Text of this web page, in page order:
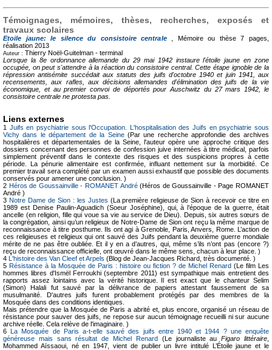
Témoignages, mémoires, thèses, recherches, exposés et
travaux scolaires
Etoile jaune: le silence du consistoire centrale, Mémoire ou thèse
7 pages,
réalisation 2013
Auteur : Thierry Noël-Guitelman - terminal
Lorsque la 8e ordonnance allemande du 29 mai 1942 instaure l'étoile jaune en zone
occupée, on peut s'attendre à la réaction du consistoire central. Cette étape ignoble de la
répression antisémite succédait aux statuts des juifs d'octobre 1940 et juin 1941, aux
recensements, aux rafles, aux décisions allemandes d'élimination des juifs de la vie
économique, et au premier convoi de déportés pour Auschwitz du 27 mars 1942, le
consistoire centrale ne protesta pas.
Liens externes
1 Juifs en psychiatrie sous l'Occupation. L'hospitalisation des Juifs en psychiatrie sous
Vichy dans le département de la Seine (Par une recherche approfondie des archives
hospitalières et départementales de la Seine, l'auteur opère une approche critique des
dossiers concernant des personnes de confession juive internées à titre médical, parfois
simplement préventif dans le contexte des risques et des suspicions propres à cette
période. La pénurie alimentaire est confirmée, influant nettement sur la morbidité. Ce
premier travail sera complété par un examen aussi exhaustif que possible des documents
conservés pour amener une conclusion. )
2 Héros de Goussainville - ROMANET André(Héros de Goussainville - Page ROMANET
André )
3 Notre Dame de Sion : les Justes (La première religieuse de Sion à recevoir ce titre en
1989 est Denise Paulin-Aguadich (Soeur Joséphine), qui, à l’époque de la guerre, était
ancelle (en religion, fille qui voue sa vie au service de Dieu). Depuis, six autres sœurs de
la congrégation, ainsi qu’un religieux de Notre-Dame de Sion ont reçu la même marque de
reconnaissance à titre posthume. Ils ont agi à Grenoble, Paris, Anvers, Rome. L’action de
ces religieuses et religieux qui ont sauvé des Juifs pendant la deuxième guerre mondiale
mérite de ne pas être oubliée. Et il y en a d’autres, qui, même s’ils n’ont pas (encore ?)
reçu de reconnaissance officielle, ont œuvré dans le même sens, chacun à leur place. )
4 L'histoire des Van Cleef et Arpels (Blog de Jean-Jacques Richard, très documenté. )
5 Résistance à la Mosquée de Paris : histoire ou fiction ? de Michel Renard (Le film Les
hommes libres d'Ismël Ferroukhi (septembre 2011) est sympathique mais entretient des
rapports assez lointains avec la vérité historique. Il est exact que le chanteur Selim
(Simon) Halali fut sauvé par la délivrance de papiers attestant faussement de sa
musulmanité. D'autres juifs furent probablement protégés par des membres de la
Mosquée dans des conditions identiques.
Mais prétendre que la Mosquée de Paris a abrité et, plus encore, organisé un réseau de
résistance pour sauver des juifs, ne repose sur aucun témoignage recueilli ni sur aucune
archive réelle. Cela relève de l'imaginaire. )
6La Mosquée de Paris a-t-elle sauvé des juifs entre 1940 et 1944 ? une enquête
généreuse mais sans résultat de Michel Renard(Le journaliste auFigaro littéraire
Mohammed Aïssaoui, né en 1947, vient de publier un livre intitulé L’Étoile jaune et le